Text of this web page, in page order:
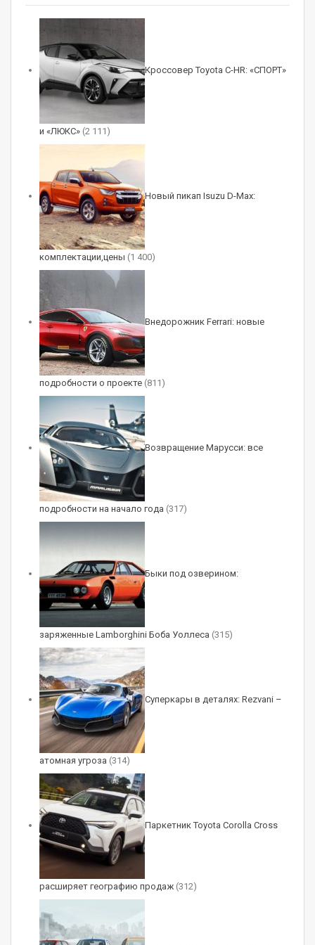
тоже прежняя: 2460 мм. Однако длина салона
четырехместный, причем задний диван во всех
комплектациях имеет цельную складную
спинку, а подголовники ему положены только в
топ-версии.
RELATED POSTS
Самара определит второго Чемпиона:
финал региональной лиги…
загадочный рекорд Нюрбургринга
Авг 9, 2026
Mercedes-AMG GT 53 4-Door Coupe:
младшая версия со звуком…
Авг 8, 2026
Простые модификации сохранили
трехцилиндровый мотор R06A объемом 658
кубических сантиметров, который выдает 46
л.с. и 55 Нм. А более дорогие варианты теперь
гордо несут шильдики «Hybrid», хотя речь идет
лишь о «мягком» гибриде. Такие хэтчбеки
имеют более современный и длинноходный
мотор R06D (657 кубиков) с системой
изменений фаз VVT, его отдача — 49 л.с. и 58
Нм. Стартер-генератор (2,6 л.с., 40 Нм)
помогает ему в первые секунды разгона и
работает в рамках системы старт-стоп, а
компактная литий-ионная батарея емкостью 3
А∙ч расположена под сиденьем переднего
пассажира.
Все хэтчбеки имеют вариатор. Любая
модификация может иметь как передний, так и
полный привод. Во втором случае сзади
вместо полузависимой подвески установлен
неразрезной мост. А вот модификаций с
турбомотором в гамме Suzuki Alto уже нет. И в
этом поколении их, вероятно, уже не будет.
Кроссовер Toyota C-HR: «СПОРТ»
и «ЛЮКС» (2 111)
Новый пикап Isuzu D-Max:
комплектации,цены (1 400)
Внедорожник Ferrari: новые
подробности о проекте (811)
Возвращение Марусси: все
подробности на начало года (317)
Быки под озверином:
заряженные Lamborghini Боба Уоллеса (315)
Суперкары в деталях: Rezvani –
атомная угроза (314)
Паркетник Toyota Corolla Cross
расширяет географию продаж (312)